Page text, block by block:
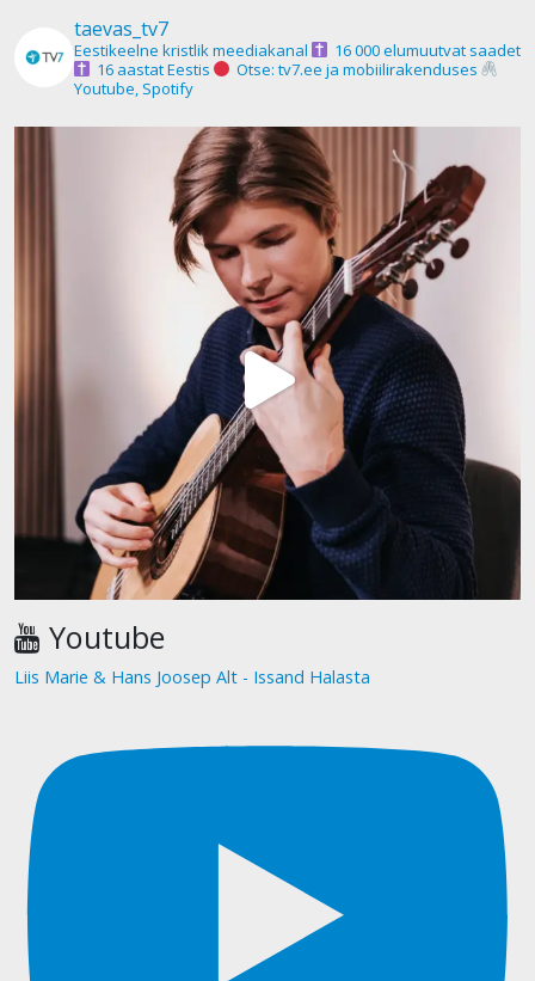
taevas_tv7
Eestikeelne kristlik meediakanal
16 000 elumuutvat saadet
16 aastat Eestis
Otse: tv7.ee ja mobiilirakenduses
Youtube, Spotify
Youtube
Liis Marie & Hans Joosep Alt - Issand Halasta